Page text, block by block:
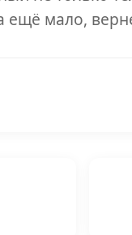
ещё мало,